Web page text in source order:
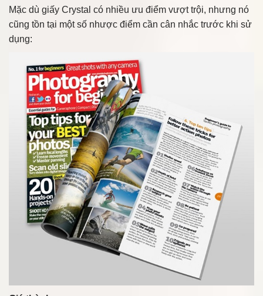
Mặc dù giấy Crystal có nhiều ưu điểm vượt trội, nhưng nó
cũng tồn tại một số nhược điểm cần cân nhắc trước khi sử
dụng: